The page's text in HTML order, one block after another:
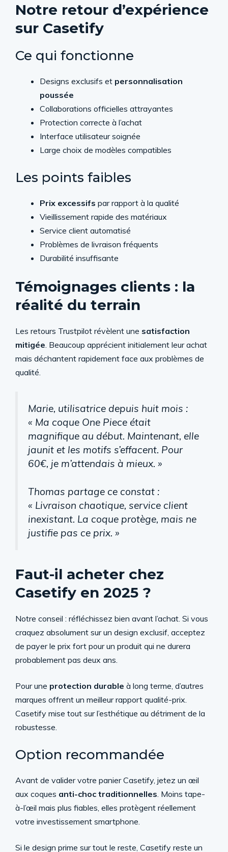
Notre retour d’expérience
sur Casetify
Ce qui fonctionne
Designs exclusifs et personnalisation
poussée
Collaborations officielles attrayantes
Protection correcte à l’achat
Interface utilisateur soignée
Large choix de modèles compatibles
Les points faibles
Prix excessifs par rapport à la qualité
Vieillissement rapide des matériaux
Service client automatisé
Problèmes de livraison fréquents
Durabilité insuffisante
Témoignages clients : la
réalité du terrain
Les retours Trustpilot révèlent une satisfaction
mitigée . Beaucoup apprécient initialement leur achat
mais déchantent rapidement face aux problèmes de
qualité.
Marie, utilisatrice depuis huit mois :
« Ma coque One Piece était
magnifique au début. Maintenant, elle
jaunit et les motifs s’effacent. Pour
60€, je m’attendais à mieux. »
Thomas partage ce constat :
« Livraison chaotique, service client
inexistant. La coque protège, mais ne
justifie pas ce prix. »
Faut-il acheter chez
Casetify en 2025 ?
Notre conseil : réfléchissez bien avant l’achat. Si vous
craquez absolument sur un design exclusif, acceptez
de payer le prix fort pour un produit qui ne durera
probablement pas deux ans.
Pour une protection durable à long terme, d’autres
marques offrent un meilleur rapport qualité-prix.
Casetify mise tout sur l’esthétique au détriment de la
robustesse.
Option recommandée
Avant de valider votre panier Casetify, jetez un œil
aux coques anti-choc traditionnelles. Moins tape-
à-l’œil mais plus fiables, elles protègent réellement
votre investissement smartphone.
Si le design prime sur tout le reste, Casetify reste un